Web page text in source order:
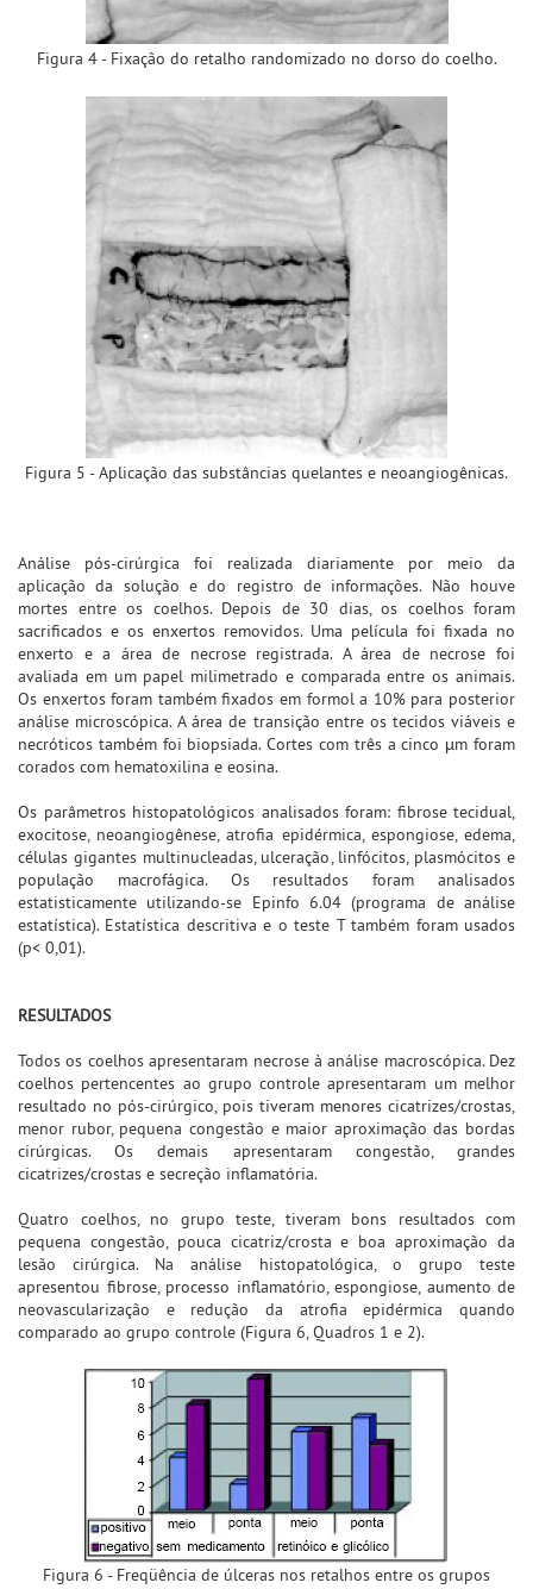
Figura 4 - Fixação do retalho randomizado no dorso do coelho.
Figura 5 - Aplicação das substâncias quelantes e neoangiogênicas.
Análise pós-cirúrgica foi realizada diariamente por meio da
aplicação da solução e do registro de informações. Não houve
mortes entre os coelhos. Depois de 30 dias, os coelhos foram
sacrificados e os enxertos removidos. Uma película foi fixada no
enxerto e a área de necrose registrada. A área de necrose foi
avaliada em um papel milimetrado e comparada entre os animais.
Os enxertos foram também fixados em formol a 10% para posterior
análise microscópica. A área de transição entre os tecidos viáveis e
necróticos também foi biopsiada. Cortes com três a cinco µm foram
corados com hematoxilina e eosina.
Os parâmetros histopatológicos analisados foram: fibrose tecidual,
exocitose, neoangiogênese, atrofia epidérmica, espongiose, edema,
células gigantes multinucleadas, ulceração, linfócitos, plasmócitos e
população macrofágica. Os resultados foram analisados
estatisticamente utilizando-se Epinfo 6.04 (programa de análise
estatística). Estatística descritiva e o teste T também foram usados
(p< 0,01).
RESULTADOS
Todos os coelhos apresentaram necrose à análise macroscópica. Dez
coelhos pertencentes ao grupo controle apresentaram um melhor
resultado no pós-cirúrgico, pois tiveram menores cicatrizes/crostas,
menor rubor, pequena congestão e maior aproximação das bordas
cirúrgicas. Os demais apresentaram congestão, grandes
cicatrizes/crostas e secreção inflamatória.
Quatro coelhos, no grupo teste, tiveram bons resultados com
pequena congestão, pouca cicatriz/crosta e boa aproximação da
lesão cirúrgica. Na análise histopatológica, o grupo teste
apresentou fibrose, processo inflamatório, espongiose, aumento de
neovascularização e redução da atrofia epidérmica quando
comparado ao grupo controle (Figura 6, Quadros 1 e 2).
Figura 6 - Freqüência de úlceras nos retalhos entre os grupos